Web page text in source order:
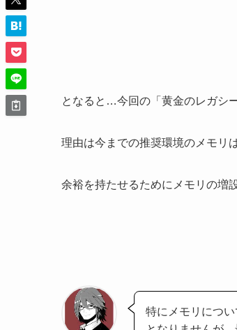
となると…今回の「黄金のレガシ
理由は今までの推奨環境のメモリ
余裕を持たせるためにメモリの増
特にメモリにつ